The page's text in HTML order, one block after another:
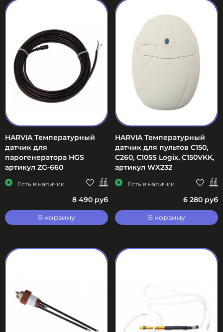
HARVIA Температурный
датчик для
парогенератора HGS
артикул ZG-660
Есть в наличии
8 490 руб
В корзину
HARVIA Температурный
датчик для пультов С150,
C260, C105S Logix, C150VKK,
артикул WX232
Есть в наличии
6 280 руб
В корзину